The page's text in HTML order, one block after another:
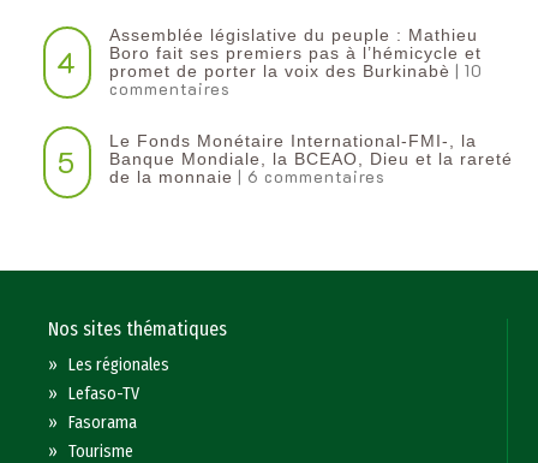
4
Assemblée législative du peuple : Mathieu
Boro fait ses premiers pas à l’hémicycle et
promet de porter la voix des Burkinabè | 10
commentaires
5
Le Fonds Monétaire International-FMI-, la
Banque Mondiale, la BCEAO, Dieu et la rareté
de la monnaie | 6 commentaires
Nos sites thématiques
»Les régionales
»Lefaso-TV
»Fasorama
»Tourisme